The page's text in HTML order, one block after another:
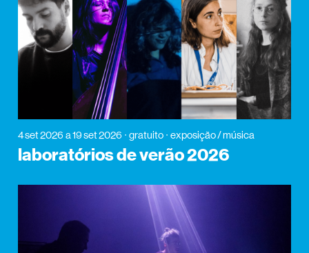
4 set 2026 a 19 set 2026 gratuito exposição / música
laboratórios de verão 2026